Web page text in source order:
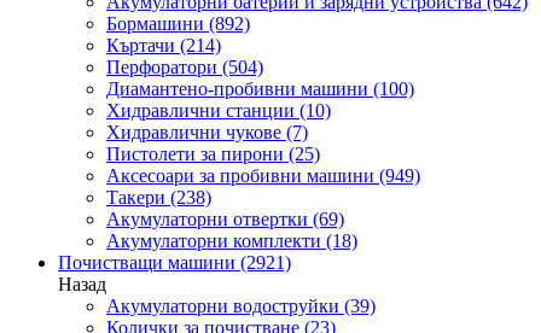
Бормашини (892)
Къртачи (214)
Перфоратори (504)
Диамантено-пробивни машини (100)
Хидравлични станции (10)
Хидравлични чукове (7)
Пистолети за пирони (25)
Аксесоари за пробивни машини (949)
Такери (238)
Акумулаторни отвертки (69)
Акумулаторни комплекти (18)
Почистващи машини (2921)
Назад
Акумулаторни водоструйки (39)
Колички за почистване (23)